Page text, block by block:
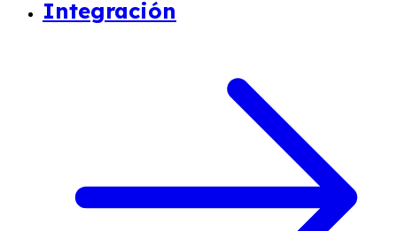
Integración